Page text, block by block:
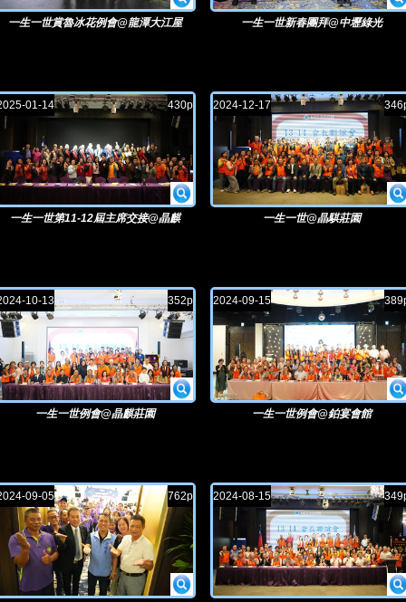
一生一世賞魯冰花例會@龍潭大江屋 一生一世新春團拜@中壢綠光
01-14 430p
一生一世第11-12屆主席交接@晶麒
2024-12-17
一生一世@晶騏莊園
10-13 352p
一生一世例會@晶麒莊園
2024-09-15
一生一世例會@鉑宴會館
09-05 762p 2024-08-15